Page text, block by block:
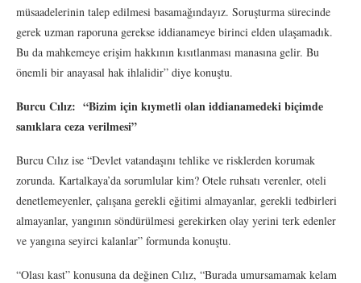
müsaadelerinin talep edilmesi basamağındayız. Soruşturma sürecinde
gerek uzman raporuna gerekse iddianameye birinci elden ulaşamadık.
Bu da mahkemeye erişim hakkının kısıtlanması manasına gelir. Bu
önemli bir anayasal hak ihlalidir” diye konuştu.
Burcu Cılız: “Bizim için kıymetli olan iddianamedeki biçimde
sanıklara ceza verilmesi”
Burcu Cılız ise “Devlet vatandaşını tehlike ve risklerden korumak
zorunda. Kartalkaya’da sorumlular kim? Otele ruhsatı verenler, oteli
denetlemeyenler, çalışana gerekli eğitimi almayanlar, gerekli tedbirleri
almayanlar, yangının söndürülmesi gerekirken olay yerini terk edenler
ve yangına seyirci kalanlar” formunda konuştu.
“Olası kast” konusuna da değinen Cılız, “Burada umursamamak kelam